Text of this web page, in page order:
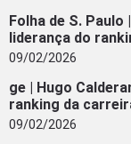
Folha de S. Paulo
liderança do
09/02/2026
ge | Hugo
ranking da
09/02/2026